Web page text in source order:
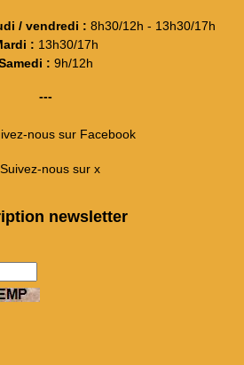
/ vendredi : 8h30/12h - 13h30/17h
: 13h30/17h
: 9h/12h
---
nous sur Facebook
Suivez-nous sur x
newsletter